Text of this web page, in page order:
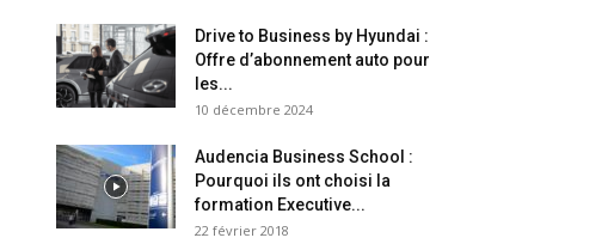
Drive to Business by Hyundai :
Offre d’abonnement auto pour
les...
10 décembre 2024
Audencia Business School :
Pourquoi ils ont choisi la
formation Executive...
22 février 2018